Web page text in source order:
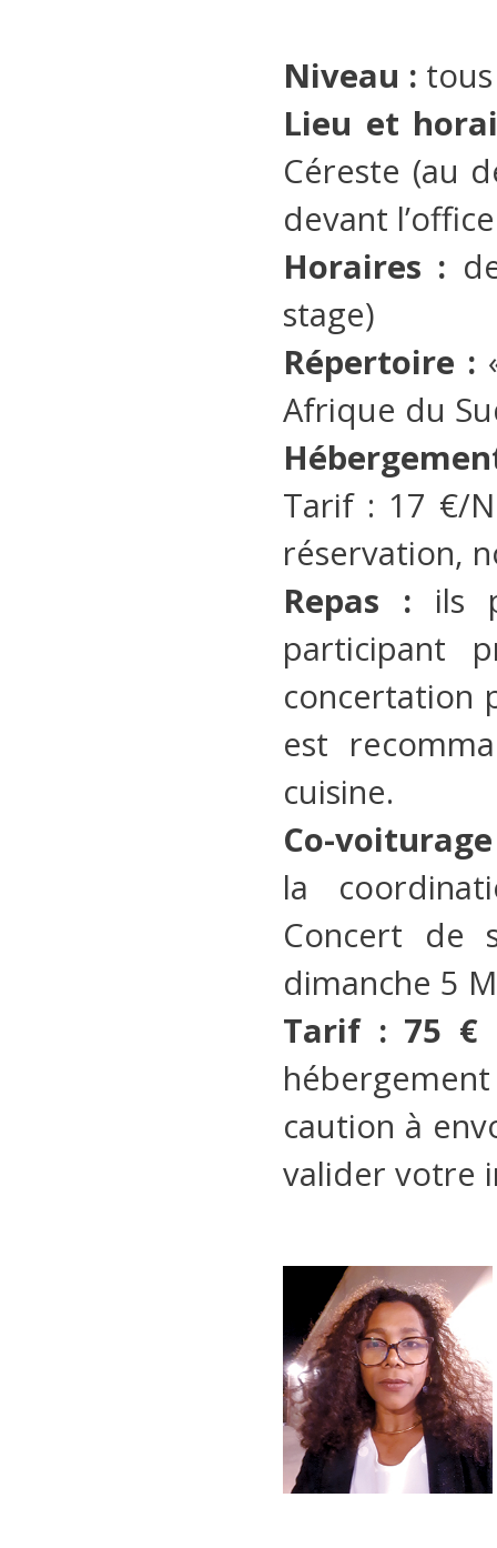
Niveau :
Lieu et
Céreste (au
devant
Horaires :
stage)
Répertoire :
Afrique du
Tarif : 17 €/
réservation,
Repas : ils
participant
concertation
est
cuisine.
Co-
la
Concert de
dimanche 5
Tarif : 75 €
caution à
valider votre